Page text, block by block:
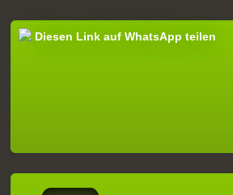
Diesen Link auf WhatsApp teilen